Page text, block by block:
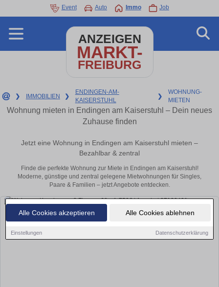
Alle Cookies akzeptieren Alle Cookies ablehnen
Einstellungen Datenschutzerklärung
Event Auto Immo Job
ANZEIGEN
MARKT-
FREIBURG
❯ IMMOBILIEN ❯
ENDINGEN-AM-
KAISERSTUHL
❯
WOHNUNG-
MIETEN
Wohnung mieten in Endingen am Kaiserstuhl – Dein neues
Zuhause finden
Jetzt eine Wohnung in Endingen am Kaiserstuhl mieten –
Bezahlbar & zentral
Finde die perfekte Wohnung zur Miete in Endingen am Kaiserstuhl!
Moderne, günstige und zentral gelegene Mietwohnungen für Singles,
Paare & Familien – jetzt Angebote entdecken.